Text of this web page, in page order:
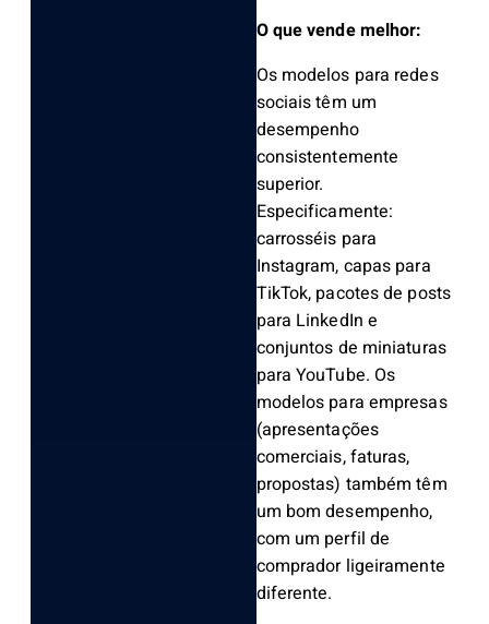
O que vende melhor:
Os modelos para redes
sociais têm um
desempenho
consistentemente
superior.
Especificamente:
carrosséis para
Instagram, capas para
TikTok, pacotes de posts
para LinkedIn e
conjuntos de miniaturas
para YouTube. Os
modelos para empresas
(apresentações
comerciais, faturas,
propostas) também têm
um bom desempenho,
com um perfil de
comprador ligeiramente
diferente.